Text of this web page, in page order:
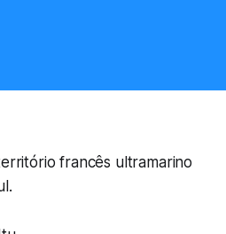
francês ultramarino